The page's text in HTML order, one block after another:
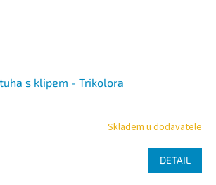
s klipem - Trikolora
Skladem u dodavatele
DETAIL